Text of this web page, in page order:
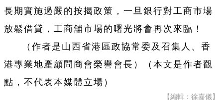
長期實施過嚴的按揭政策，一旦銀行對工商市場
放鬆借貸，工商舖市場的曙光將會再次來臨！
（作者是山西省港區政協常委及召集人、香
港專業地產顧問商會榮譽會長）（本文是作者觀
點，不代表本媒體立場）
【編輯：徐嘉儀】